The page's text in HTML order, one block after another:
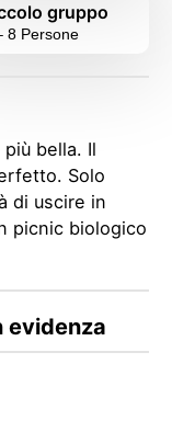
gruppo
8 Persone
bella. Il
Solo
di uscire in
picnic biologico
evidenza